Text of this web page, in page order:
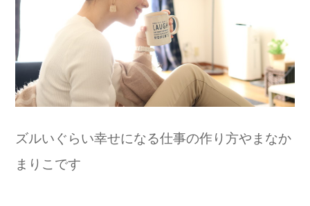
ズルいぐらい幸せになる仕事の作り方やまなか
まりこです